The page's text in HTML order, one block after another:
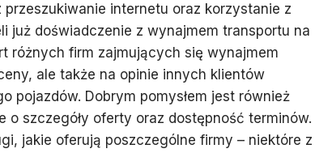
internetu oraz korzystanie z
już doświadczenie z wynajmem transportu na
różnych firm zajmujących się wynajmem
ale także na opinie innych klientów
pojazdów. Dobrym pomysłem jest również
szczegóły oferty oraz dostępność terminów.
jakie oferują poszczególne firmy – niektóre z